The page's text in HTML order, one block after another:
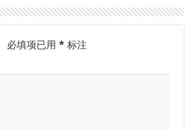
必填项已用* 标注